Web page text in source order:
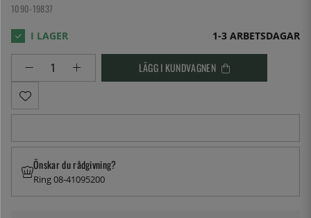
1090-19837
1-3 ARBETSDAGAR
LÄGG I KUNDVAGNEN
Önskar du rådgivning?
Ring 08-41095200